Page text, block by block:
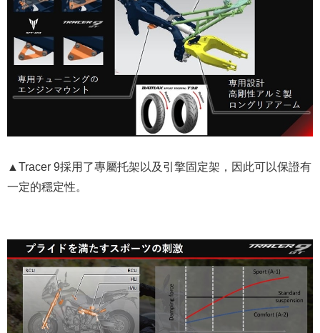
▲Tracer 9採用了專屬托架以及引擎固定架，因此可以保證有
一定的穩定性。